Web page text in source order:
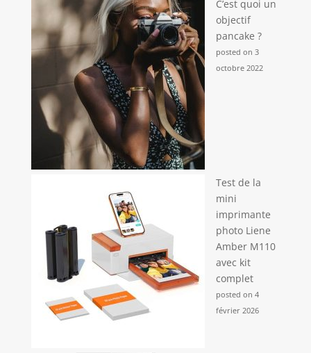
C’est quoi un
objectif
pancake ?
posted on 3
octobre 2022
Test de la
mini
imprimante
photo Liene
Amber M110
avec kit
complet
posted on 4
février 2026